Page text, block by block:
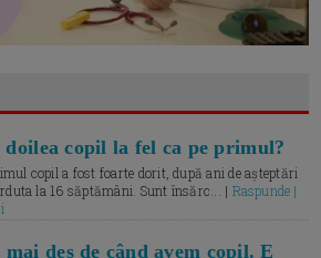
copil la fel ca pe primul?
copil a fost foarte dorit, după ani de așteptări
la 16 săptămâni. Sunt însărc... | Raspunde |
des de când avem copil. E